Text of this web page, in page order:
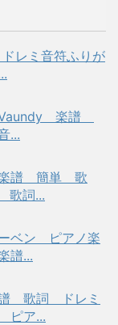
レミ音符ふりが
楽譜
...
譜 簡単 歌
詞...
ベン ピアノ楽
譜...
歌詞 ドレミ
ピア...